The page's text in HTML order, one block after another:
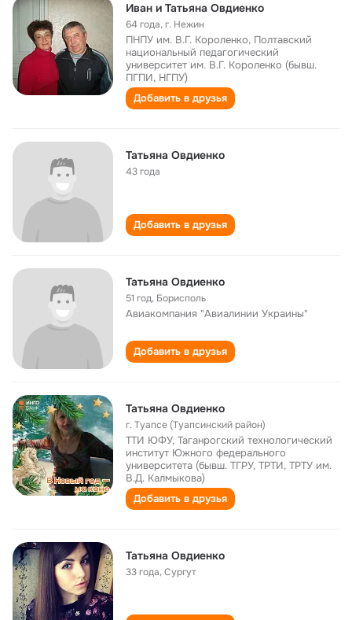
Иван и Татьяна Овдиенко
64 года,г. Нежин
ПНПУ им. В.Г. Короленко, Полтавский
национальный педагогический
университет им. В.Г. Короленко (бывш.
ПГПИ, НГПУ)
Добавить в друзья
Татьяна Овдиенко
43 года
Добавить в друзья
Татьяна Овдиенко
51 год, Борисполь
Авиакомпания "Авиалинии Украины"
Добавить в друзья
Татьяна Овдиенко
г. Туапсе (Туапсинский район)
ТТИ ЮФУ, Таганрогский технологический
институт Южного федерального
университета (бывш. ТГРУ, ТРТИ, ТРТУ им.
В.Д. Калмыкова)
Добавить в друзья
Татьяна Овдиенко
33 года,Сургут